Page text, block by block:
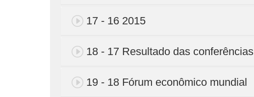
17 - 16 2015
18 - 17 Resultado das conferências
19 - 18 Fórum econômico mundial